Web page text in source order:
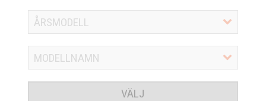
VÄLJ